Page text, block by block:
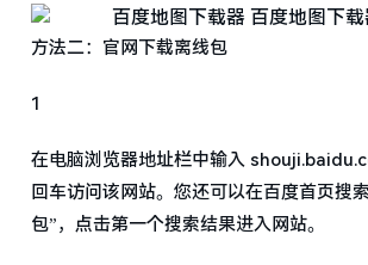
方法二：官网下载离线包
1
在电脑浏览器地址栏中输入
回车访问该网站。您还可以在百度首页搜
包”，点击第一个搜索结果进入网站。